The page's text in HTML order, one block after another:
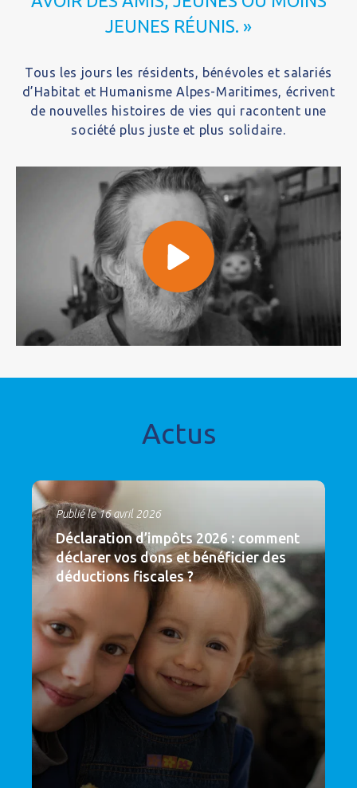
JEUNES RÉUNIS. »
Tous les jours les résidents, bénévoles et salariés
d’Habitat et Humanisme Alpes-Maritimes, écrivent
de nouvelles histoires de vies qui racontent une
société plus juste et plus solidaire.
Actus
Publié le 16 avril 2026
Déclaration d’impôts 2026 : comment
déclarer vos dons et bénéficier des
déductions fiscales ?